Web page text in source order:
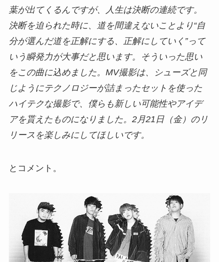
葉が出てくるんですが、人生は決断の連続です。
決断を迫られた時に、道を間違えないことより“自
分が選んだ道を正解にする、正解にしていく”って
いう瞬発力が大事だと思います。そういった思い
をこの曲に込めました。MV撮影は、シューズと同
じようにテクノロジーが詰まったセットを使った
ハイテクな撮影で、僕らも新しい可能性やアイデ
アを貰えたものになりました。2月21日（金）のリ
リースを楽しみにしてほしいです。
とコメント。